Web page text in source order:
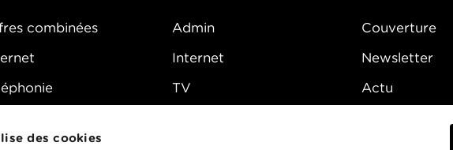
des cookies
combinées
Admin
Internet
TV
Couverture
Newsletter
Actu